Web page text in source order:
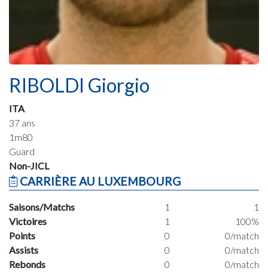
RIBOLDI Giorgio
ITA
37 ans
1m80
Guard
Non-JICL
CARRIÈRE AU LUXEMBOURG
Saisons/Matchs 1
1
Victoires
1
100%
Points
0
0/match
Assists
0
0/match
Rebonds
0 0/match